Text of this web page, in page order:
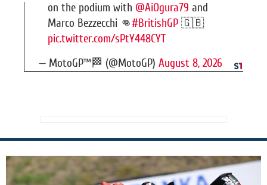
on the podium with @AiOgura79 and
Marco Bezzecchi 👊#BritishGP 🇬🇧
pic.twitter.com/sPtY448CYT
— MotoGP™🏁 (@MotoGP) August 8, 2026